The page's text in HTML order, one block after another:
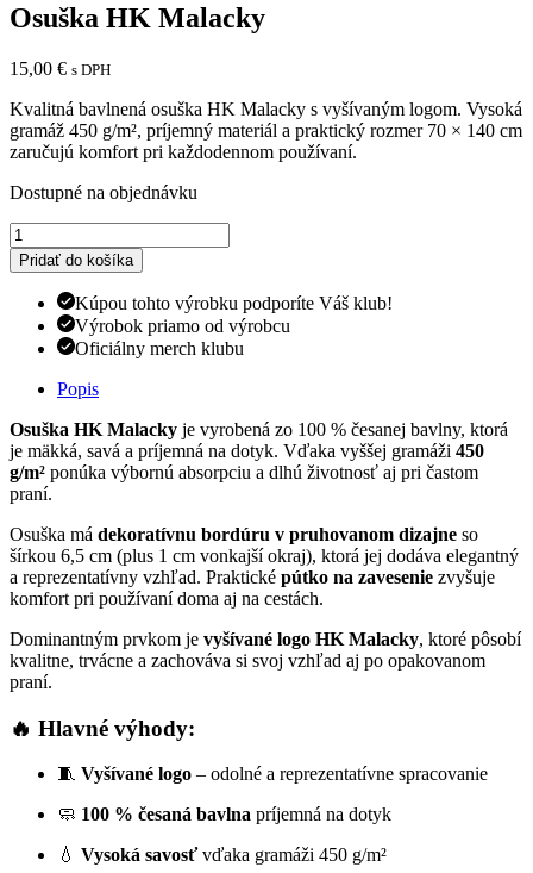
Osuška HK Malacky
15,00 € s DPH
Kvalitná bavlnená osuška HK Malacky s vyšívaným logom. Vysoká
gramáž 450 g/m², príjemný materiál a praktický rozmer 70 × 140 cm
zaručujú komfort pri každodennom používaní.
Dostupné na objednávku
množstvo
Osuška
HK
Malacky
Pridať do košíka
Kúpou tohto výrobku podporíte Váš klub!
Výrobok priamo od výrobcu
Oficiálny merch klubu
Popis
Osuška HK Malacky je vyrobená zo 100 % česanej bavlny, ktorá
je mäkká, savá a príjemná na dotyk. Vďaka vyššej gramáži 450
g/m² ponúka výbornú absorpciu a dlhú životnosť aj pri častom
praní.
Osuška má dekoratívnu bordúru v pruhovanom dizajne so
šírkou 6,5 cm (plus 1 cm vonkajší okraj), ktorá jej dodáva elegantný
a reprezentatívny vzhľad. Praktické pútko na zavesenie zvyšuje
komfort pri používaní doma aj na cestách.
Dominantným prvkom je vyšívané logo HK Malacky, ktoré pôsobí
kvalitne, trvácne a zachováva si svoj vzhľad aj po opakovanom
praní.
🔥 Hlavné výhody:
🧵 Vyšívané logo – odolné a reprezentatívne spracovanie
🧼 100 % česaná bavlna príjemná na dotyk
💧 Vysoká savosťvďaka gramáži 450 g/m²